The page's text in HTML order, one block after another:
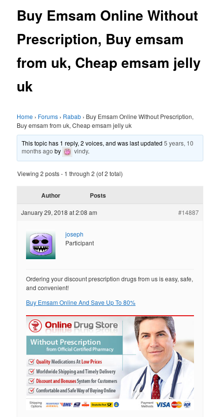
Buy Emsam Online Without
Prescription, Buy emsam
from uk, Cheap emsam jelly
uk
Home › Forums › Rabab › Buy Emsam Online Without Prescription,
Buy emsam from uk, Cheap emsam jelly uk
This topic has 1 reply, 2 voices, and was last updated5 years, 10
months ago by vindy.
Viewing 2 posts - 1 through 2 (of 2 total)
Author Posts
January 29, 2018 at 2:08 am #14887
joseph
Participant
Ordering your discount prescription drugs from us is easy, safe,
and convenient!
Buy Emsam Online And Save Up To 80%